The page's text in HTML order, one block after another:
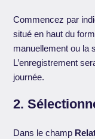
Commencez par
situé en haut du
manuellement ou la
L’enregistrement
journée.
2.
Dans le champ